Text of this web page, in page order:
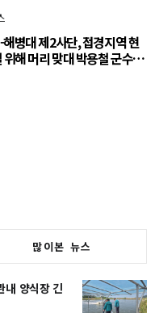
병대 제2사단, 접경지역 현
위해 머리 맞대 박용철 군수
많이본 뉴스
양식장 긴